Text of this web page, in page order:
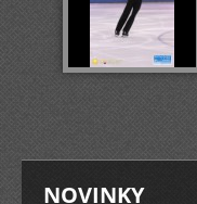
NOVINKY